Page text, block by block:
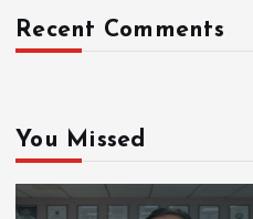
Recent Comments
You Missed